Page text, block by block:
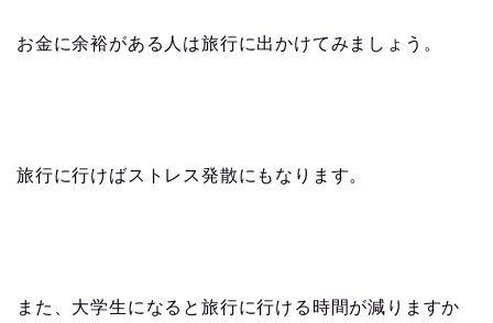
お金に余裕がある人は旅行に出かけてみましょう。
旅行に行けばストレス発散にもなります。
また、大学生になると旅行に行ける時間が減りますか